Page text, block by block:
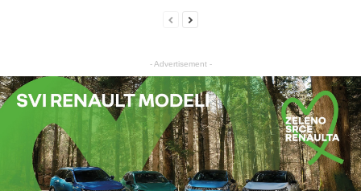
- Advertisement -